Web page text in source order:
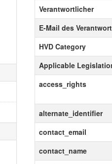
Verantwortlicher
E-Mail des
HVD Category
Applicable
access_rights
alternate_identifier
contact_email
contact_name